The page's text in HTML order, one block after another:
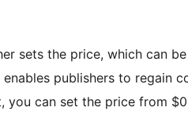
sets the price, which can
enables publishers to regain
you can set the price from